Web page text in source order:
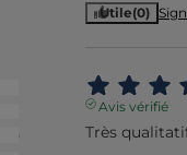
0
Utile(0)
Avis vérifié
Très